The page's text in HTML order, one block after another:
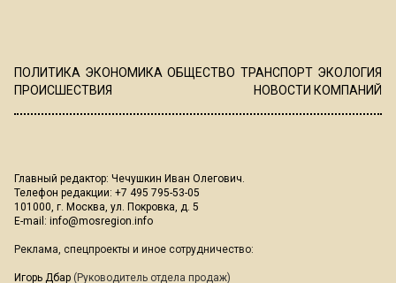
ПОЛИТИКА ЭКОНОМИКА ОБЩЕСТВО ТРАНСПОРТ ЭКОЛОГИЯ
ПРОИСШЕСТВИЯ
НОВОСТИ КОМПАНИЙ
Главный редактор: Чечушкин Иван Олегович.
Телефон редакции: +7 495 795-53-05
101000, г. Москва, ул. Покровка, д. 5
E-mail: info@mosregion.info
Реклама, спецпроекты и иное сотрудничество:
Игорь Дбар (Руководитель отдела продаж)